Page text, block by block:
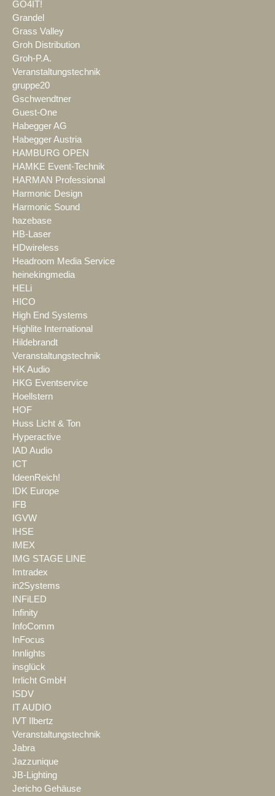
GO4IT!
Grandel
Grass Valley
Groh Distribution
Groh-P.A.
Veranstaltungstechnik
gruppe20
Gschwendtner
Guest-One
Habegger AG
Habegger Austria
HAMBURG OPEN
HAMKE Event-Technik
HARMAN Professional
Harmonic Design
Harmonic Sound
hazebase
HB-Laser
HDwireless
Headroom Media Service
heinekingmedia
HELi
HICO
High End Systems
Highlite International
Hildebrandt
Veranstaltungstechnik
HK Audio
HKG Eventservice
Hoellstern
HOF
Huss Licht & Ton
Hyperactive
IAD Audio
ICT
IdeenReich!
IDK Europe
IFB
IGVW
IHSE
IMEX
IMG STAGE LINE
Imtradex
in2Systems
INFiLED
Infinity
InfoComm
InFocus
Innlights
insglück
Irrlicht GmbH
ISDV
IT AUDIO
IVT Ilbertz
Veranstaltungstechnik
Jabra
Jazzunique
JB-Lighting
Jericho Gehäuse